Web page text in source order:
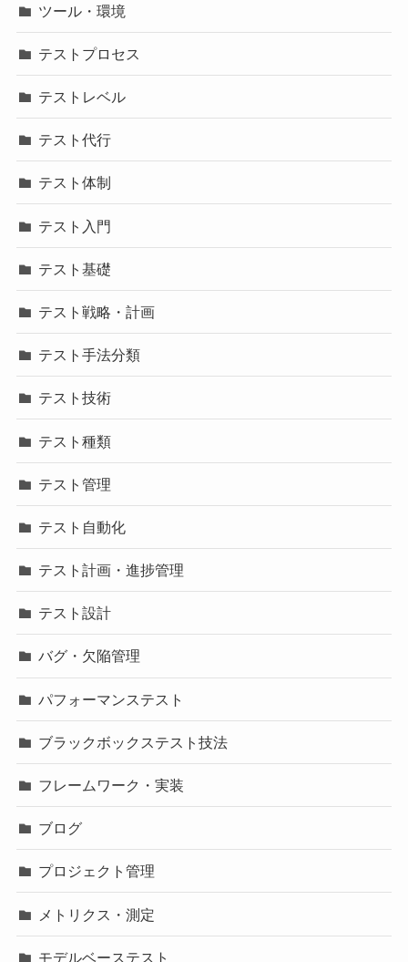
ツール・環境
テストプロセス
テストレベル
テスト代行
テスト体制
テスト入門
テスト基礎
テスト戦略・計画
テスト手法分類
テスト技術
テスト種類
テスト管理
テスト自動化
テスト計画・進捗管理
テスト設計
バグ・欠陥管理
パフォーマンステスト
ブラックボックステスト技法
フレームワーク・実装
ブログ
プロジェクト管理
メトリクス・測定
モデルベーステスト